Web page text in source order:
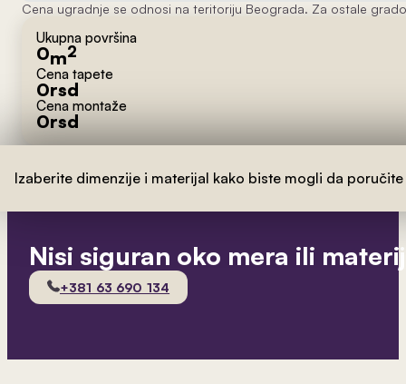
Cena ugradnje se odnosi na teritoriju Beograda. Za ostale
Ukupna površina
0m2
Cena tapete
0rsd
Cena montaže
0rsd
Izaberite dimenzije i materijal kako biste mogli da
Nisi siguran oko mera ili
+381 63 690 134